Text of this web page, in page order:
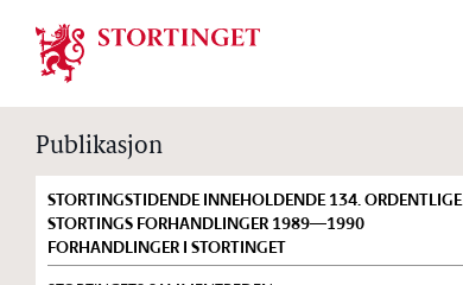
Stortinget.no
Publikasjon
STORTINGSTIDENDE INNEHOLDENDE 134. ORDENTLIGE
STORTINGS FORHANDLINGER 1989—1990
FORHANDLINGER I STORTINGET